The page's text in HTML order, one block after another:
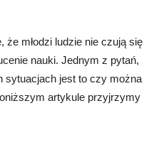
młodzi ludzie nie czują się
nauki. Jednym z pytań,
sytuacjach jest to czy można
artykule przyjrzymy